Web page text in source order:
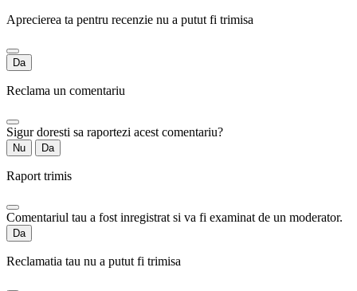
Aprecierea ta pentru recenzie nu a putut fi trimisa
Da
Reclama un comentariu
Sigur doresti sa raportezi acest comentariu?
Nu Da
Raport trimis
Comentariul tau a fost inregistrat si va fi examinat de un moderator.
Da
Reclamatia tau nu a putut fi trimisa